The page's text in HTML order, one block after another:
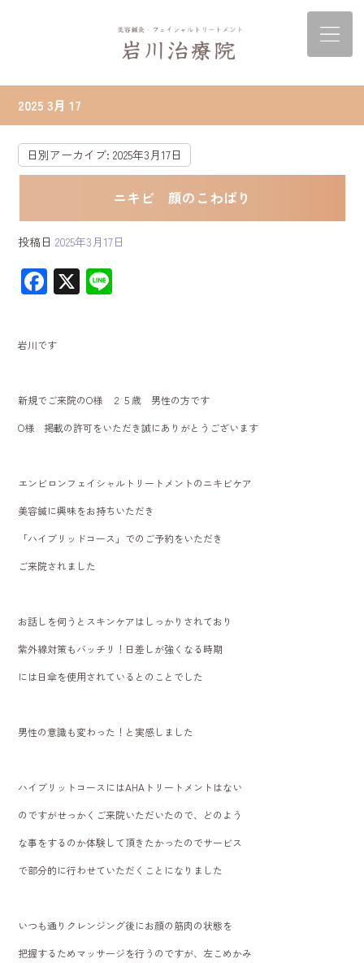
2025 3月 17
日別アーカイブ:2025年3月17日
ニキビ 顔のこわばり
投稿日 2025年3月17日
F
e
b
o
ok
X
岩川です
新規でご来院のO様 ２５歳 男性の方です
O様 掲載の許可をいただき誠にありがとうございます
エンビロンフェイシャルトリートメントのニキビケア
美容鍼に興味をお持ちいただき
「ハイブリッドコース」でのご予約をいただき
ご来院されました
お話しを伺うとスキンケアはしっかりされており
紫外線対策もバッチリ！日差しが強くなる時期
には日傘を使用されているとのことでした
男性の意識も変わった！と実感しました
ハイブリットコースにはAHAトリートメントはない
のですがせっかくご来院いただいたので、どのよう
な事をするのか体験して頂きたかったのでサービス
で部分的に行わせていただくことになりました
いつも通りクレンジング後にお顔の筋肉の状態を
把握するためマッサージを行うのですが、左こめかみ